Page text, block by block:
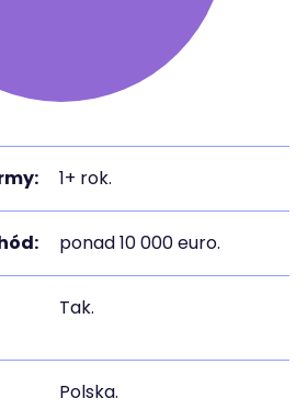
1+ rok.
ponad 10 000 euro.
Tak.
Polska.